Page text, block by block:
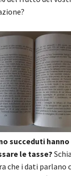
succeduti
le tasse?
che i dati parlano